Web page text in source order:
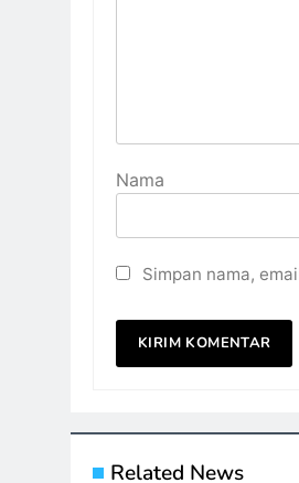
Nama
Simpan nama,
Related News